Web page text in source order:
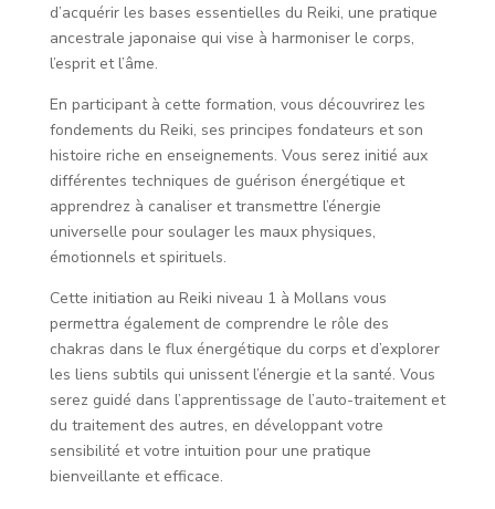
d’acquérir les bases essentielles du Reiki, une pratique
ancestrale japonaise qui vise à harmoniser le corps,
l’esprit et l’âme.
En participant à cette formation, vous découvrirez les
fondements du Reiki, ses principes fondateurs et son
histoire riche en enseignements. Vous serez initié aux
différentes techniques de guérison énergétique et
apprendrez à canaliser et transmettre l’énergie
universelle pour soulager les maux physiques,
émotionnels et spirituels.
Cette initiation au Reiki niveau 1 à Mollans vous
permettra également de comprendre le rôle des
chakras dans le flux énergétique du corps et d’explorer
les liens subtils qui unissent l’énergie et la santé. Vous
serez guidé dans l’apprentissage de l’auto-traitement et
du traitement des autres, en développant votre
sensibilité et votre intuition pour une pratique
bienveillante et efficace.